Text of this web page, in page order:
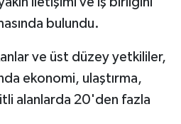
bulundu.
ve üst düzey yetkililer,
ekonomi, ulaştırma,
alanlarda 20'den fazla